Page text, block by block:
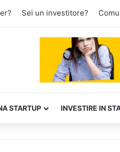
Sei un investitore?
STARTUP INVESTIRE IN